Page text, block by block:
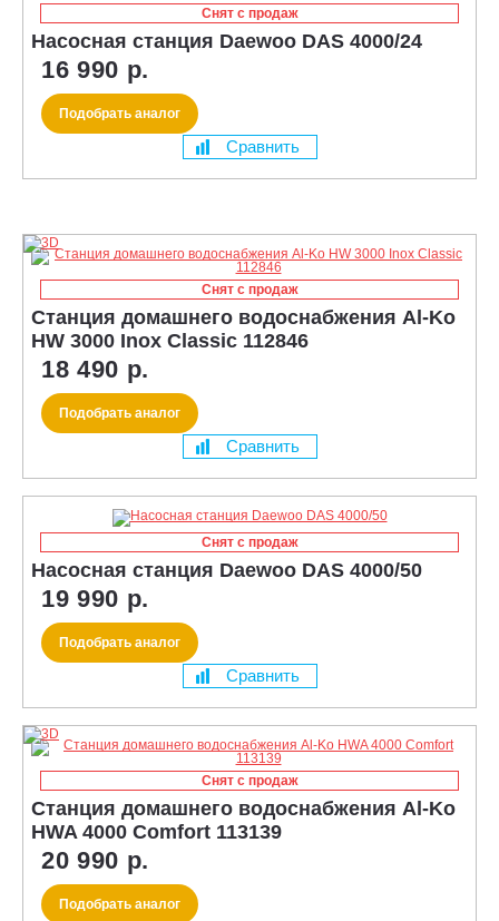
Снят с продаж
Насосная станция Daewoo DAS 4000/24
16 990 р.
Подобрать аналог
Сравнить
Снят с продаж
Станция домашнего водоснабжения Al-Ko
HW 3000 Inox Classic 112846
18 490 р.
Подобрать аналог
Сравнить
Снят с продаж
Насосная станция Daewoo DAS 4000/50
19 990 р.
Подобрать аналог
Сравнить
Снят с продаж
Станция домашнего водоснабжения Al-Ko
HWA 4000 Comfort 113139
20 990 р.
Подобрать аналог